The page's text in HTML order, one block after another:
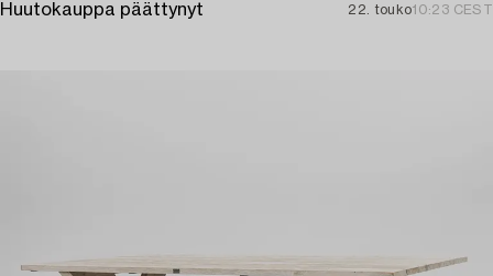
Huutokauppa päättynyt 22. touko10:23 CEST